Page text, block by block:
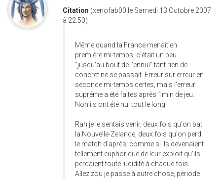
Citation (xenofab00 le Samedi 13 Octobre 2007
à 22:50)
Même quand la France menait en
première mi-temps, c'était un peu
"jusqu'au bout de l'ennui" tant rien de
concret ne se passait. Erreur sur erreur en
seconde mi-temps certes, mais l'erreur
suprême a été faites après 1min de jeu.
Non ils ont été nul tout le long.
Rah je le sentais venir, deux fois qu'on bat
la Nouvelle-Zelande, deux fois qu'on perd
le match d'après, comme si ils devenaient
tellement euphorique de leur exploit qu'ils
perdaient toute lucidité à chaque fois.
Allez zou je passe à autre chose, période